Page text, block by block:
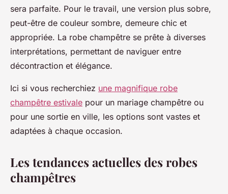
sera parfaite. Pour le travail, une version plus sobre,
peut-être de couleur sombre, demeure chic et
appropriée. La robe champêtre se prête à diverses
interprétations, permettant de naviguer entre
décontraction et élégance.
Ici si vous recherchiez une magnifique robe
champêtre estivale pour un mariage champêtre ou
pour une sortie en ville, les options sont vastes et
adaptées à chaque occasion.
Les tendances actuelles des robes
champêtres